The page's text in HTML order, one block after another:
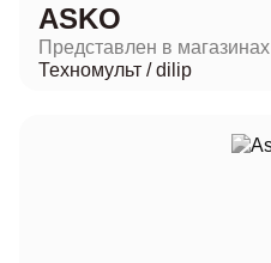
ASKO
Представлен в магазинах
Техномульт /dilip